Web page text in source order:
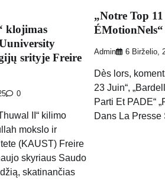
klojimas
srityje Freire
0
II“ kilimo
mokslo ir
(KAUST) Freire
skyriaus Saudo
skatinančias
„Notre Top 11
Admin 6 Birželio,
Dès lors,
23 Juin“,
Parti Et PADE“
Dans La